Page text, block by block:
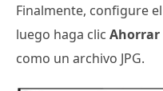
Finalmente, configure el
luego haga clic Ahorrar
como un archivo JPG.